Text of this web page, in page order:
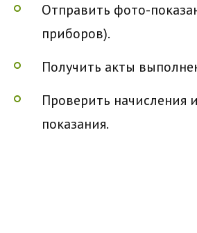
Отправить фото-
приборов).
Получить акты
Проверить начисления
показания.